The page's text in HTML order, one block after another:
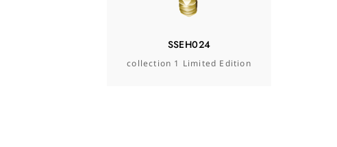
SSEH024
collection 1 Limited Edition